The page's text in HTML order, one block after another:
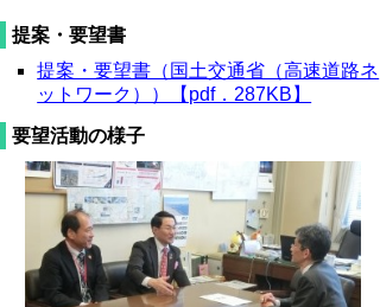
提案・要望書
提案・要望書（国土交通省（高速道路ネ
ットワーク））【pdf．287KB】
要望活動の様子